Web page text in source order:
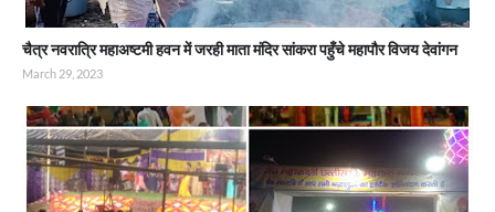
चैत्र नवरात्रि महाअष्टमी हवन में जरही माता मंदिर सांकरा पहुँचे महापौर विजय देवांगन
March 29, 2023